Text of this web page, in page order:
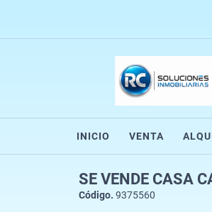
INICIO VENTA
SE VENDE CASA
Código. 9375560